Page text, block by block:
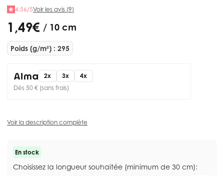
4.56/5Voir les avis (9)
1,49 € / 10 cm
Poids (g/m²) : 295
2x 3x
4x
Dès 50 € (sans frais)
Voir la description complète
En stock
Choisissez la longueur souhaitée (minimum de 30 cm):